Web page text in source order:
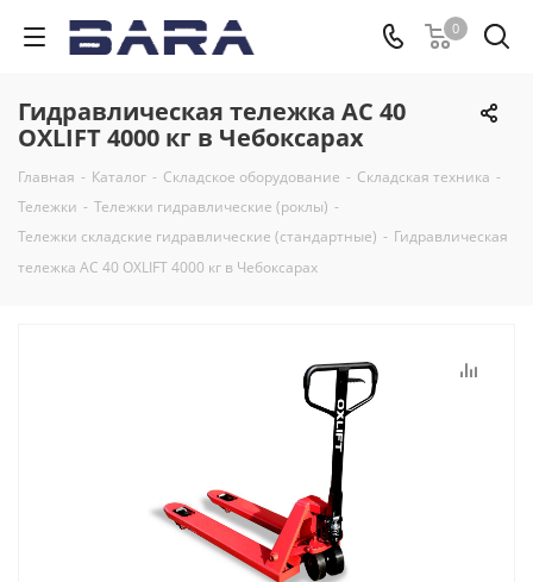
0
Гидравлическая тележка AC 40
OXLIFT 4000 кг в Чебоксарах
Главная - Каталог - Складское оборудование - Складская техника -
Тележки - Тележки гидравлические (роклы) -
Тележки складские гидравлические (стандартные) - Гидравлическая
тележка AC 40 OXLIFT 4000 кг в Чебоксарах